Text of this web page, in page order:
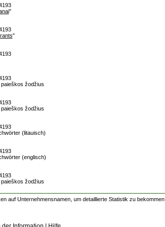
"
"
paieškos žodžius
paieškos žodžius
(litauisch)
(englisch)
paieškos žodžius
auf Unternehmensnamen, um detaillierte Statistik zu bekommen